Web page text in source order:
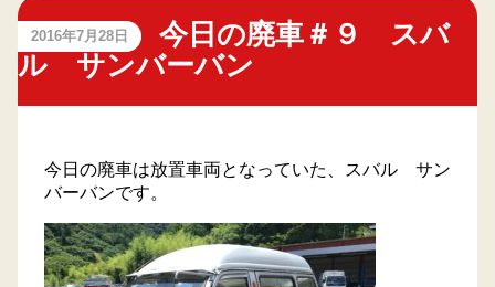
査定のお申し込み
パーツのお見積もり
会社概要
プライバシーポリシー
2016年7月28日
今日の廃車＃９ スバ
ル サンバーバン
今日の廃車は放置車両となっていた、スバル サン
バーバンです。